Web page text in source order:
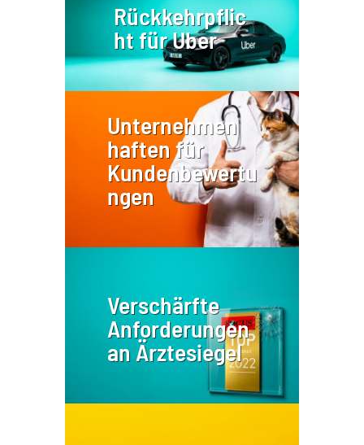
Rückkehrpflic
ht für Uber
Unternehmen
haften für
Kundenbewertu
ngen
Verschärfte
Anforderungen
an Ärztesiegel